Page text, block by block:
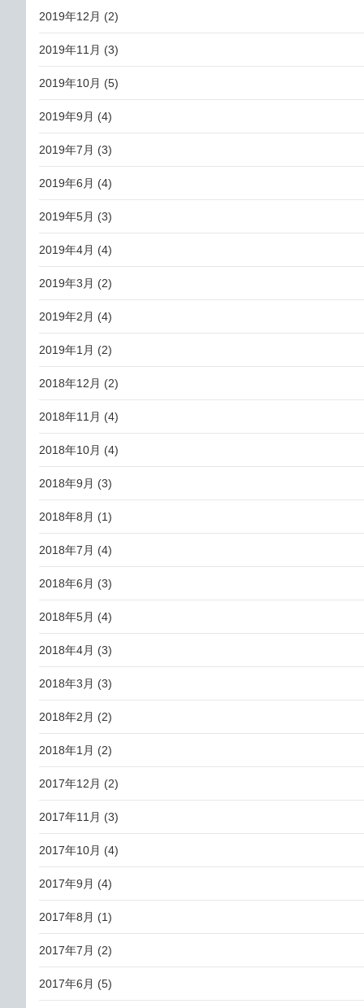
2019年12月 (2)
2019年11月 (3)
2019年10月 (5)
2019年9月 (4)
2019年7月 (3)
2019年6月 (4)
2019年5月 (3)
2019年4月 (4)
2019年3月 (2)
2019年2月 (4)
2019年1月 (2)
2018年12月 (2)
2018年11月 (4)
2018年10月 (4)
2018年9月 (3)
2018年8月 (1)
2018年7月 (4)
2018年6月 (3)
2018年5月 (4)
2018年4月 (3)
2018年3月 (3)
2018年2月 (2)
2018年1月 (2)
2017年12月 (2)
2017年11月 (3)
2017年10月 (4)
2017年9月 (4)
2017年8月 (1)
2017年7月 (2)
2017年6月 (5)